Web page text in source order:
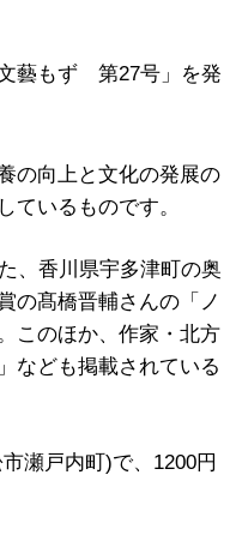
藝もず 第27号」を発
の向上と文化の発展の
ているものです。
、香川県宇多津町の奥
の髙橋晋輔さんの「ノ
このほか、作家・北方
なども掲載されている
瀬戸内町)で、1200円